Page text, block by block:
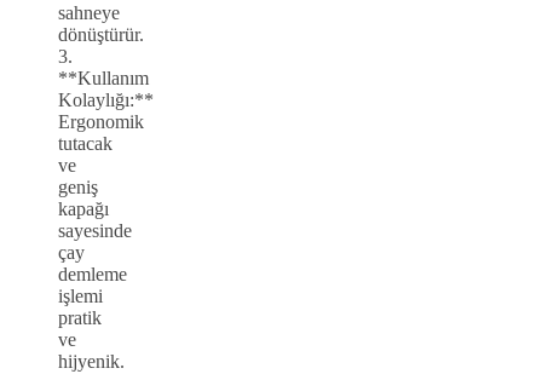
sahneye
dönüştürür.
3.
**Kullanım
Kolaylığı:**
Ergonomik
tutacak
ve
geniş
kapağı
sayesinde
çay
demleme
işlemi
pratik
ve
hijyenik.